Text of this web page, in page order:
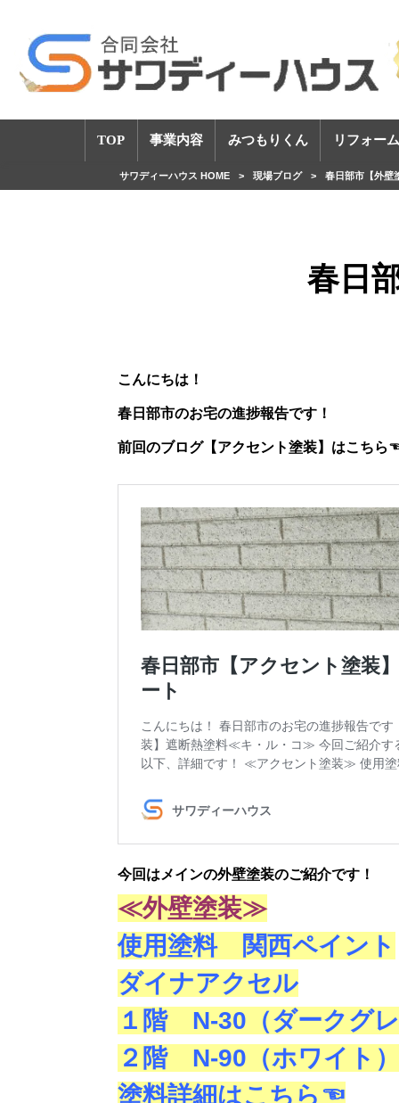
TOP 事業内容 みつもりくん リフォー
サワディーハウス HOME > 現場ブログ > 春日部市【外
春日
こんにちは！
春日部市のお宅の進捗報告です！
前回のブログ【アクセント塗装】はこちら
今回はメインの外壁塗装のご紹介です！
≪外壁塗装≫
使用塗料 関西ペイント
ダイナアクセル
１階 N-30（ダークグ
２階 N-90（ホワイト）
塗料詳細はこちら☜